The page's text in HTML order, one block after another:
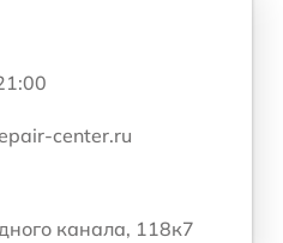
center.ru
канала, 118к7